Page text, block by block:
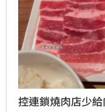
控連鎖燒肉店少